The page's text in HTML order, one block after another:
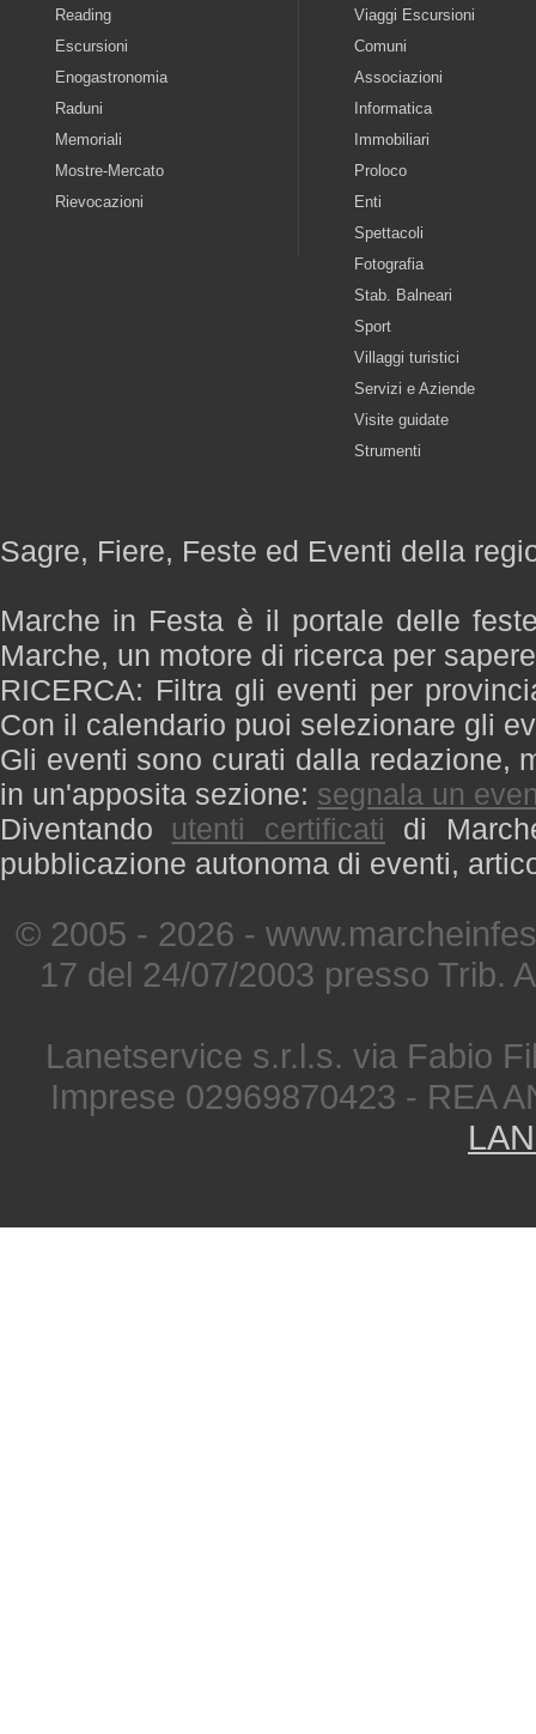
Reading
Escursioni
Enogastronomia
Raduni
Memoriali
Mostre-Mercato
Rievocazioni
Viaggi Escursioni
Comuni
Associazioni
Informatica
Immobiliari
Proloco
Enti
Spettacoli
Fotografia
Stab. Balneari
Sport
Villaggi turistici
Servizi e Aziende
Visite guidate
Strumenti
Sagre, Fiere, Feste ed Eventi della
Marche in Festa è il portale delle
Marche, un motore di ricerca per
RICERCA: Filtra gli eventi per
Con il calendario puoi selezionare gli
Gli eventi sono curati dalla redazione,
in un'apposita sezione: segnala un
Diventando utenti certificati di
pubblicazione autonoma di eventi,
© 2005 - 2026 -
17 del 24/07/2003 presso Trib.
Lanetservice s.r.l.s. via Fabio
Imprese 02969870423 - REA